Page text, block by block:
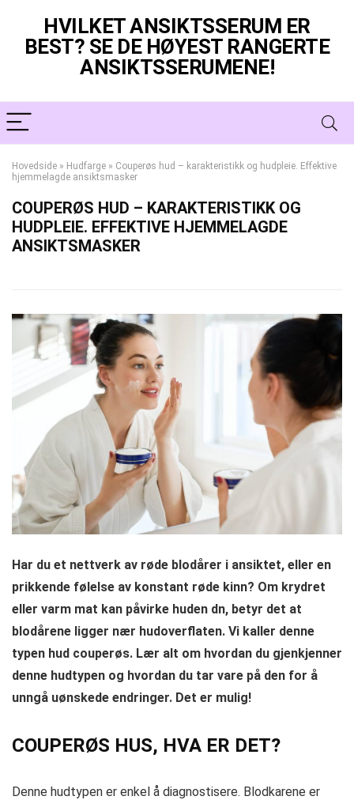
HVILKET ANSIKTSSERUM ER
BEST? SE DE HØYEST RANGERTE
ANSIKTSSERUMENE!
Hovedside » Hudfarge » Couperøs hud – karakteristikk og hudpleie. Effektive
hjemmelagde ansiktsmasker
COUPERØS HUD – KARAKTERISTIKK OG
HUDPLEIE. EFFEKTIVE HJEMMELAGDE
ANSIKTSMASKER
Har du et nettverk av røde blodårer i ansiktet, eller en
prikkende følelse av konstant røde kinn? Om krydret
eller varm mat kan påvirke huden dn, betyr det at
blodårene ligger nær hudoverflaten. Vi kaller denne
typen hud couperøs. Lær alt om hvordan du gjenkjenner
denne hudtypen og hvordan du tar vare på den for å
unngå uønskede endringer. Det er mulig!
COUPERØS HUS, HVA ER DET?
Denne hudtypen er enkel å diagnostisere. Blodkarene er